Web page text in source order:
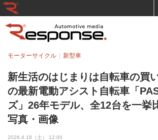
新生活のはじまりは自転車の買
の最新電動アシスト自転車「
ズ」26年モデル、全12台を一挙
写真・画像
モーターサイクル 新型車
2026.4.18（土） 12:00